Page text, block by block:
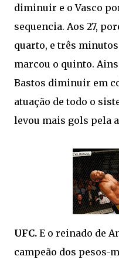
diminuir e o Vasco
sequencia. Aos 27,
quarto, e três
marcou o quinto.
Bastos diminuir em
atuação de todo o
levou mais gols pela
UFC. E o reinado de
campeão dos pesos-